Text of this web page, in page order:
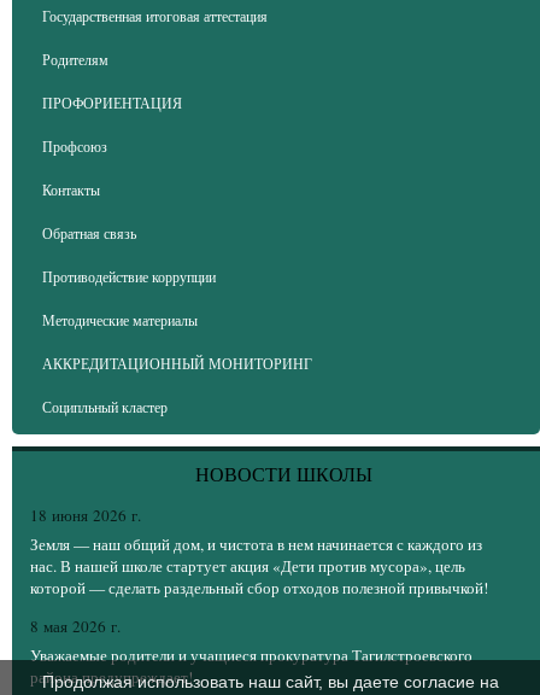
Государственная итоговая аттестация
Родителям
ПРОФОРИЕНТАЦИЯ
Профсоюз
Контакты
Обратная связь
Противодействие коррупции
Методические материалы
АККРЕДИТАЦИОННЫЙ МОНИТОРИНГ
Соципльный кластер
НОВОСТИ ШКОЛЫ
18 июня 2026 г.
Земля — наш общий дом, и чистота в нем начинается с каждого из
нас. В нашей школе стартует акция «Дети против мусора», цель
которой — сделать раздельный сбор отходов полезной привычкой!
8 мая 2026 г.
Уважаемые родители и учащиеся прокуратура Тагилстроевского
района предупреждает!
Продолжая использовать наш сайт, вы даете согласие на